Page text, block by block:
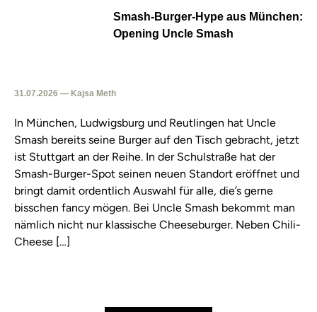
Smash-Burger-Hype aus München:
Opening Uncle Smash
31.07.2026 — Kajsa Meth
In München, Ludwigsburg und Reutlingen hat Uncle
Smash bereits seine Burger auf den Tisch gebracht, jetzt
ist Stuttgart an der Reihe. In der Schulstraße hat der
Smash-Burger-Spot seinen neuen Standort eröffnet und
bringt damit ordentlich Auswahl für alle, die’s gerne
bisschen fancy mögen. Bei Uncle Smash bekommt man
nämlich nicht nur klassische Cheeseburger. Neben Chili-
Cheese […]